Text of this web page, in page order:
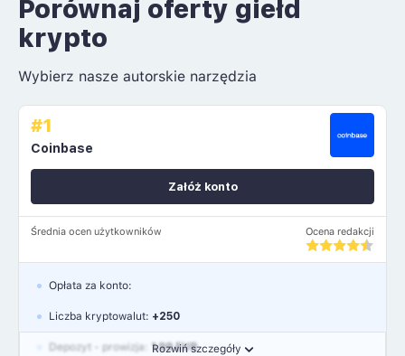
Porównaj oferty giełd
krypto
Wybierz nasze autorskie narzędzia
#1
Coinbase
Średnia ocen użytkowników Ocena redakcji
Załóż konto
Rozwiń szczegóły
Opłata za konto:
Liczba kryptowalut: +250
Depozyt - prowizja: 1.99 EUR